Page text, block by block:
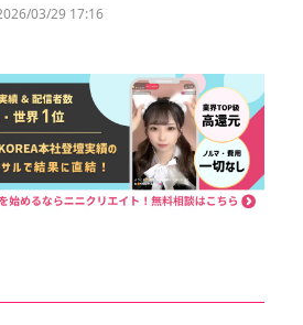
03/29 17:16